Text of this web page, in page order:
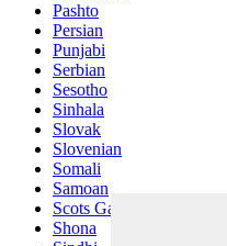
Pashto
Persian
Punjabi
Serbian
Sesotho
Sinhala
Slovak
Slovenian
Somali
Samoan
Scots Gaelic
Shona